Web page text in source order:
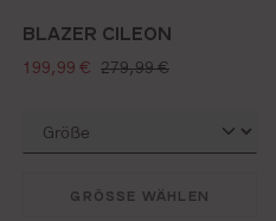
BLAZER CILEON
verkaufspreis:
199,99 € regulärer preis:
279,99 €
GRÖSSE WÄHLEN